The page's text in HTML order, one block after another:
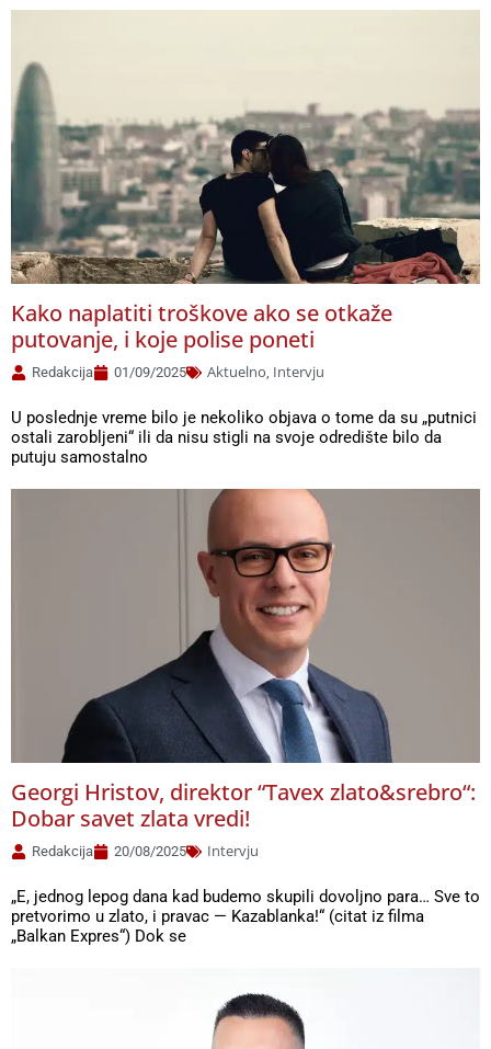
Kako naplatiti troškove ako se otkaže
putovanje, i koje polise poneti
Redakcija 01/09/2025 Aktuelno, Intervju
U poslednje vreme bilo je nekoliko objava o tome da su „putnici
ostali zarobljeni“ ili da nisu stigli na svoje odredište bilo da
putuju samostalno
Georgi Hristov, direktor “Tavex zlato&srebro“:
Dobar savet zlata vredi!
Redakcija 20/08/2025 Intervju
„E, jednog lepog dana kad budemo skupili dovoljno para… Sve to
pretvorimo u zlato, i pravac — Kazablanka!“ (citat iz filma
„Balkan Expres“) Dok se